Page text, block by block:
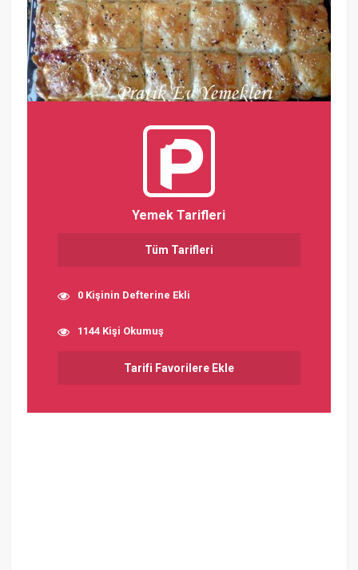
Yemek Tarifleri
Tüm Tarifleri
0 Kişinin Defterine Ekli
1144 Kişi Okumuş
Tarifi Favorilere Ekle